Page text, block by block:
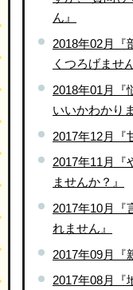
ん』
2018年02月『
くつろげません
2018年01月『
いいかわかり
2017年12月『
2017年11月『
ませんか？』
2017年10月『
れません』
2017年09月『
2017年08月『